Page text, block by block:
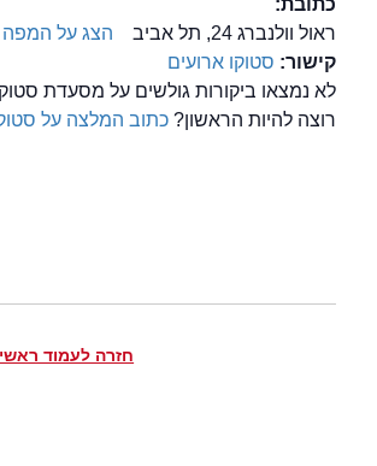
כתובת:
ראול וולנברג 24, תל אביב
הצג על המפה
קישור: סטוקו ארועים
לא נמצאו ביקורות גולשים על מסעדת
רוצה להיות הראשון?כתוב המלצה על
חזרה לעמוד ראשי